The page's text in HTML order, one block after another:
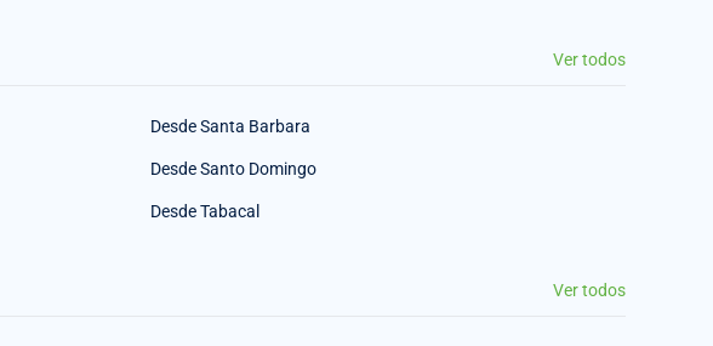
Ver todos
Desde Santa Barbara
Desde Santo Domingo
Desde Tabacal
Ver todos